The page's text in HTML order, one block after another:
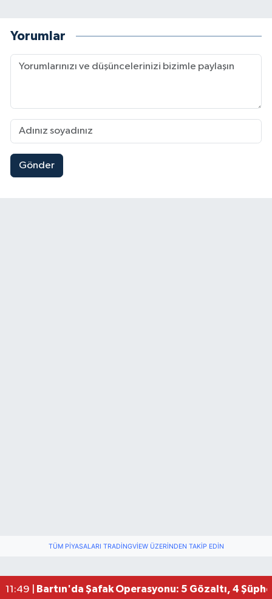
Yorumlar
Gönder
TÜM PIYASALARI TRADINGVIEW ÜZERINDEN TAKIP EDIN
11:49 | Bartın'da Şafak Operasyonu: 5 Gözaltı, 4